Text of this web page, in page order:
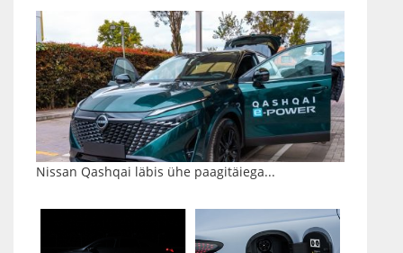
Nissan Qashqai läbis ühe paagitäiega...